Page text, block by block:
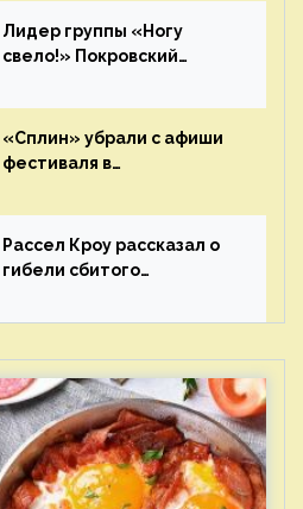
Лидер группы «Ногу
свело!» Покровский
иноагента
«Сплин» убрали с афиши
фестиваля в
жалобы «Союза отцов»
Рассел Кроу рассказал о
гибели сбитого